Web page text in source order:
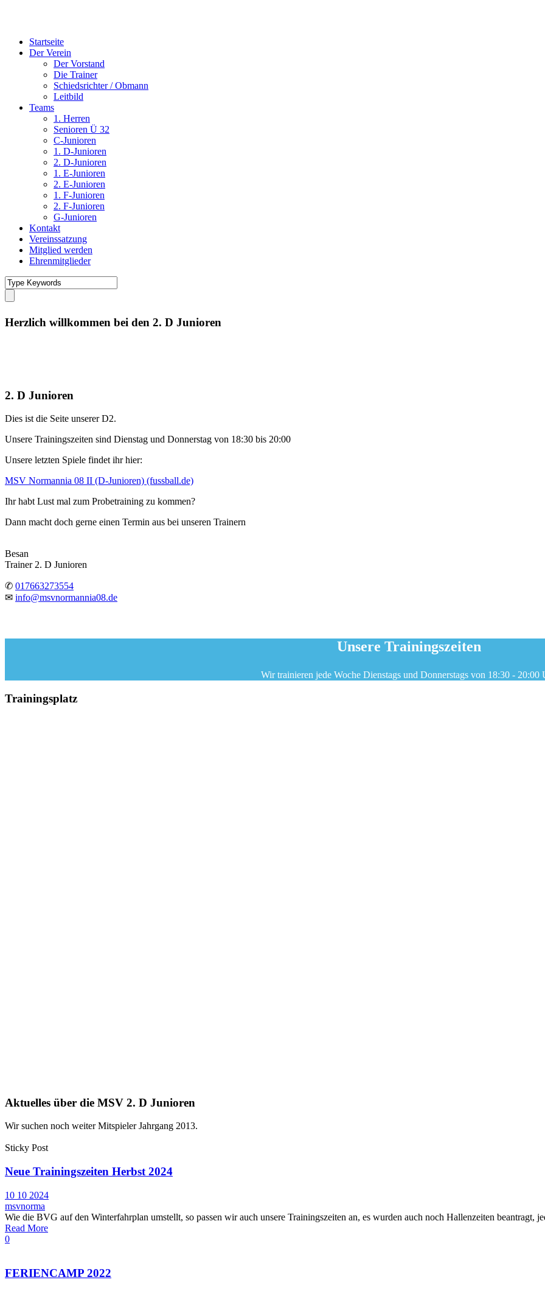
Startseite
Der Verein
Der Vorstand
Die Trainer
Schiedsrichter / Obmann
Leitbild
Teams
1. Herren
Senioren Ü 32
C-Junioren
1. D-Junioren
2. D-Junioren
1. E-Junioren
2. E-Junioren
1. F-Junioren
2. F-Junioren
G-Junioren
Kontakt
Vereinssatzung
Mitglied werden
Ehrenmitglieder
Herzlich willkommen bei den 2. D Junioren
2. D Junioren
Dies ist die Seite unserer D2.
Unsere Trainingszeiten sind Dienstag und Donnerstag von 18:30 bis 20:00
Unsere letzten Spiele findet ihr hier:
MSV Normannia 08 II (D-Junioren) (fussball.de)
Ihr habt Lust mal zum Probetraining zu kommen?
Dann macht doch gerne einen Termin aus bei unseren Trainern
Besan
Trainer 2. D Junioren
✆ 017663273554
✉ info@msvnormannia08.de
Unsere Trainingszeiten
Wir trainieren jede Woche Dienstags und Donnerstags von 18:30 - 20:00
Trainingsplatz
Aktuelles über die MSV 2. D Junioren
Wir suchen noch weiter Mitspieler Jahrgang 2013.
Sticky Post
Neue Trainingszeiten Herbst 2024
10 10 2024
msvnorma
Wie die BVG auf den Winterfahrplan umstellt, so passen wir auch unsere Trainingszeiten an, es wurden auch noch Hallenzeiten beantragt,
Read More
0
FERIENCAMP 2022